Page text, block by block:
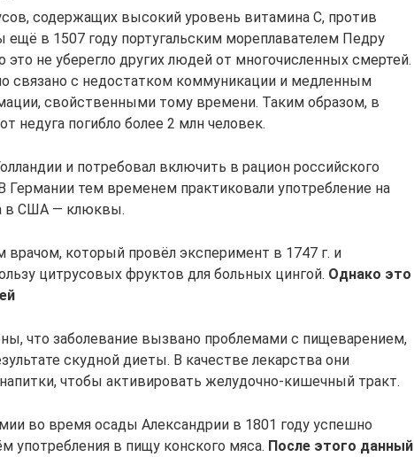
содержащих высокий уровень витамина C, против
в 1507 году португальским мореплавателем Педру
не уберегло других людей от многочисленных смертей.
связано с недостатком коммуникации и медленным
свойственными тому времени. Таким образом, в
недуга погибло более 2 млн человек.
и потребовал включить в рацион российского
Германии тем временем практиковали употребление на
в США — клюквы.
который провёл эксперимент в 1747 г. и
цитрусовых фруктов для больных цингой. Однако это
что заболевание вызвано проблемами с пищеварением,
скудной диеты. В качестве лекарства они
чтобы активировать желудочно-кишечный тракт.
во время осады Александрии в 1801 году успешно
употребления в пищу конского мяса. После этого данный